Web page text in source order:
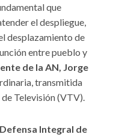
que
el despliegue,
desplazamiento de
entre pueblo y
de la AN, Jorge
transmitida
Televisión (VTV).
Integral de